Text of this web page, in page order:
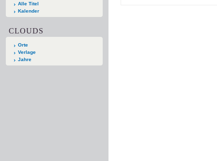
Alle Titel
Kalender
CLOUDS
Orte
Verlage
Jahre